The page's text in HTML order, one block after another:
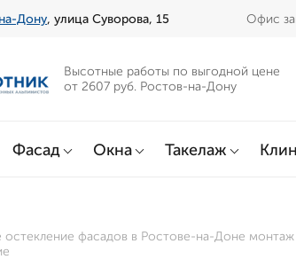
Дону, улица Суворова, 15 Офис
Высотные работы по выгодной цене
от 2607 руб. Ростов-на-Дону
Фасад Окна Такелаж
остекление фасадов в Ростове-на-Доне монтаж